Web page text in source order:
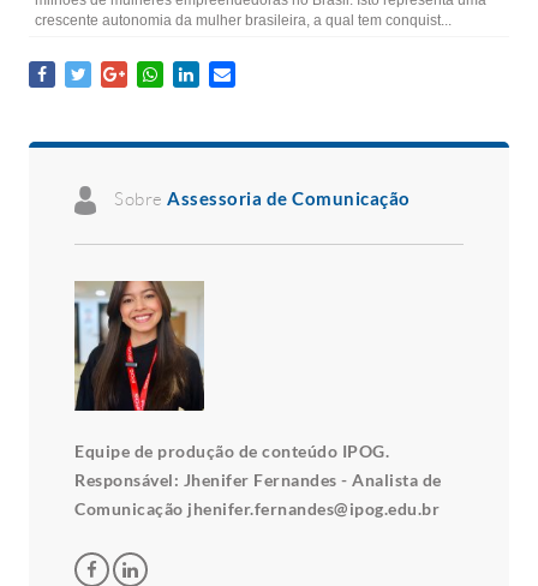
crescente autonomia da mulher brasileira, a qual tem conquist...
Sobre Assessoria de Comunicação
Equipe de produção de conteúdo IPOG.
Responsável: Jhenifer Fernandes - Analista de
Comunicação jhenifer.fernandes@ipog.edu.br